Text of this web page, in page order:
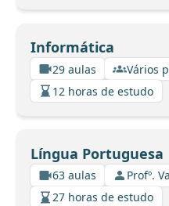
Informática
29 aulas
Vários
12 horas de estudo
Língua Portuguesa
63 aulas
Profº.
27 horas de estudo